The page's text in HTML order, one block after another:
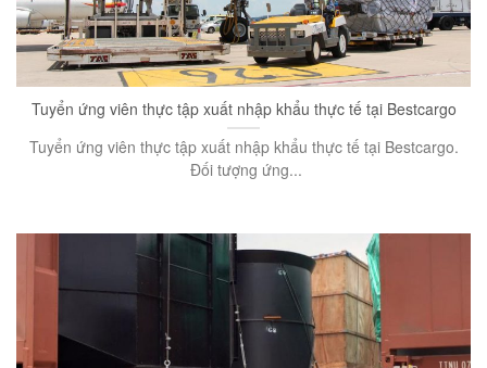
Tuyển ứng viên thực tập xuất nhập khẩu thực tế tại Bestcargo
Tuyển ứng viên thực tập xuất nhập khẩu thực tế tại Bestcargo.
Đối tượng ứng...